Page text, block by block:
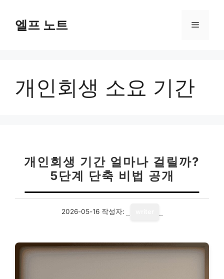
엘프 노트 메
개인회생 소요 기간
개인회생 기간 얼마나 걸릴까?
5단계 단축 비법 공개
2026-05-16 작성자: